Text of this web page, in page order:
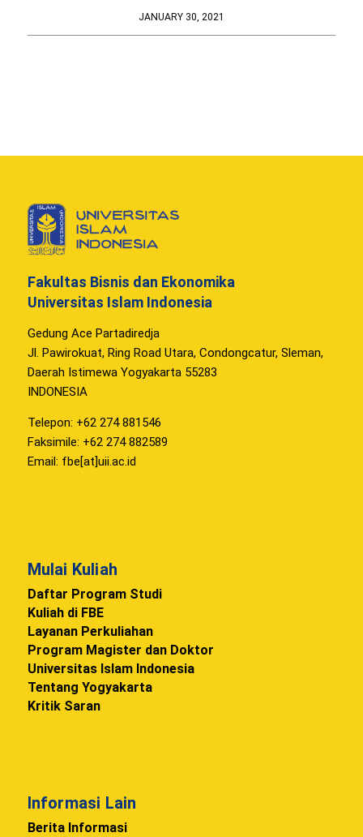
JANUARY 30, 2021
Fakultas Bisnis dan Ekonomika
Universitas Islam Indonesia
Gedung Ace Partadiredja
Jl. Pawirokuat, Ring Road Utara, Condongcatur, Sleman,
Daerah Istimewa Yogyakarta 55283
INDONESIA
Telepon: +62 274 881546
Faksimile: +62 274 882589
Email: fbe[at]uii.ac.id
Mulai Kuliah
Daftar Program Studi
Kuliah di FBE
Layanan Perkuliahan
Program Magister dan Doktor
Universitas Islam Indonesia
Tentang Yogyakarta
Kritik Saran
Informasi Lain
Berita Informasi